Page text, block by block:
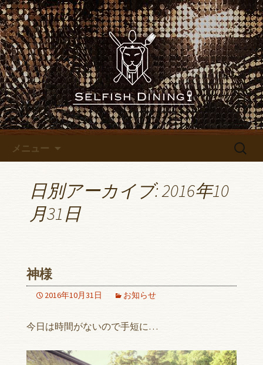
名古屋錦にあるレストランバ
ー「SELFISH DINING～セルフ
ィッシュダイニング～」のブ
ログ
名古屋錦にあるレストランバー
「SELFISH DINING～セルフィッシュダイ
ニング～」のブログです
メニュー
検
日別アーカイブ: 2016年10
月31日
神様
2016年10月31日 お知らせ
今日は時間がないので手短に…